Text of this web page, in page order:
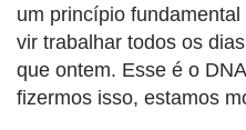
um princípio fundamental
vir trabalhar todos os
que ontem. Esse é o
fizermos isso, estamos